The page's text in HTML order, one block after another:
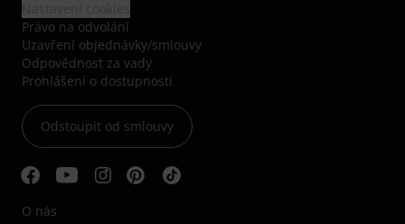
Právo na odvolání
Uzavření objednávky/smlouvy
Odpovědnost za vady
Prohlášení o dostupnosti
Odstoupit od smlouvy
O nás